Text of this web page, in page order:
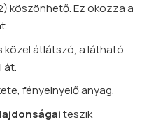
köszönhető. Ez okozza a
közel átlátszó, a látható
át.
fényelnyelő anyag.
teszik